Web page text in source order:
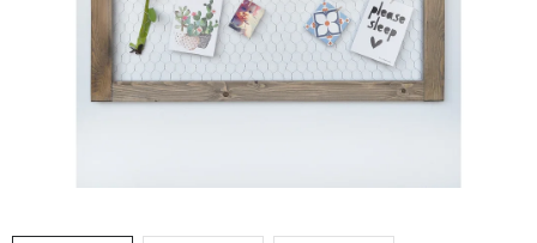
CHOVATELSKÉ POTŘEBY
DOPLŇKY A DEKORACE
OSTATNÍ